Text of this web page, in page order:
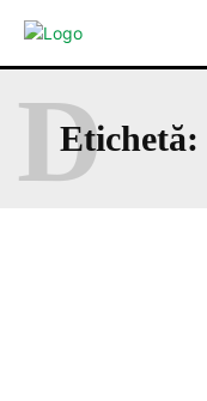
Etichetă:
D